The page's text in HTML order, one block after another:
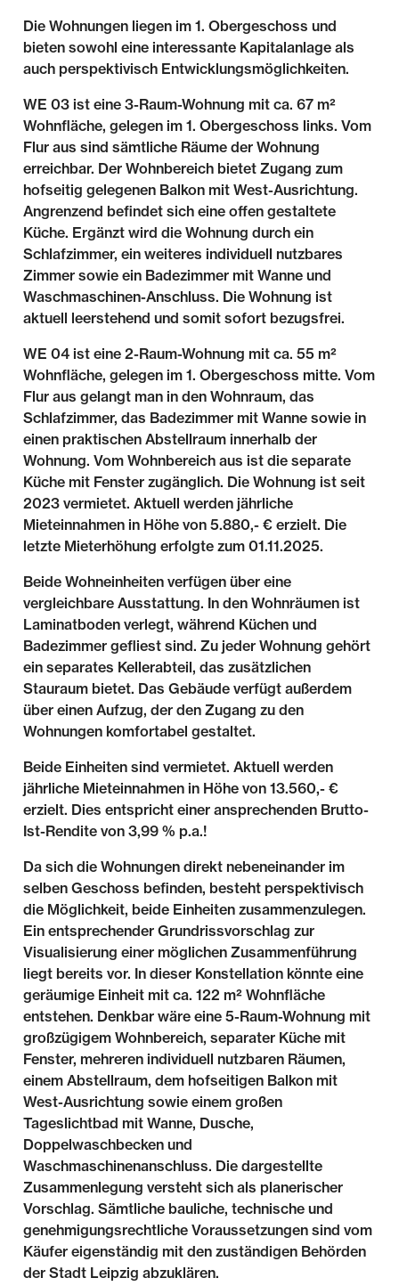
Die Wohnungen liegen im 1. Obergeschoss und
bieten sowohl eine interessante Kapitalanlage als
auch perspektivisch Entwicklungsmöglichkeiten.
WE 03 ist eine 3-Raum-Wohnung mit ca. 67 m²
Wohnfläche, gelegen im 1. Obergeschoss links. Vom
Flur aus sind sämtliche Räume der Wohnung
erreichbar. Der Wohnbereich bietet Zugang zum
hofseitig gelegenen Balkon mit West-Ausrichtung.
Angrenzend befindet sich eine offen gestaltete
Küche. Ergänzt wird die Wohnung durch ein
Schlafzimmer, ein weiteres individuell nutzbares
Zimmer sowie ein Badezimmer mit Wanne und
Waschmaschinen-Anschluss. Die Wohnung ist
aktuell leerstehend und somit sofort bezugsfrei.
WE 04 ist eine 2-Raum-Wohnung mit ca. 55 m²
Wohnfläche, gelegen im 1. Obergeschoss mitte. Vom
Flur aus gelangt man in den Wohnraum, das
Schlafzimmer, das Badezimmer mit Wanne sowie in
einen praktischen Abstellraum innerhalb der
Wohnung. Vom Wohnbereich aus ist die separate
Küche mit Fenster zugänglich. Die Wohnung ist seit
2023 vermietet. Aktuell werden jährliche
Mieteinnahmen in Höhe von 5.880,- € erzielt. Die
letzte Mieterhöhung erfolgte zum 01.11.2025.
Beide Wohneinheiten verfügen über eine
vergleichbare Ausstattung. In den Wohnräumen ist
Laminatboden verlegt, während Küchen und
Badezimmer gefliest sind. Zu jeder Wohnung gehört
ein separates Kellerabteil, das zusätzlichen
Stauraum bietet. Das Gebäude verfügt außerdem
über einen Aufzug, der den Zugang zu den
Wohnungen komfortabel gestaltet.
Beide Einheiten sind vermietet. Aktuell werden
jährliche Mieteinnahmen in Höhe von 13.560,- €
erzielt. Dies entspricht einer ansprechenden Brutto-
Ist-Rendite von 3,99 % p.a.!
Da sich die Wohnungen direkt nebeneinander im
selben Geschoss befinden, besteht perspektivisch
die Möglichkeit, beide Einheiten zusammenzulegen.
Ein entsprechender Grundrissvorschlag zur
Visualisierung einer möglichen Zusammenführung
liegt bereits vor. In dieser Konstellation könnte eine
geräumige Einheit mit ca. 122 m² Wohnfläche
entstehen. Denkbar wäre eine 5-Raum-Wohnung mit
großzügigem Wohnbereich, separater Küche mit
Fenster, mehreren individuell nutzbaren Räumen,
einem Abstellraum, dem hofseitigen Balkon mit
West-Ausrichtung sowie einem großen
Tageslichtbad mit Wanne, Dusche,
Doppelwaschbecken und
Waschmaschinenanschluss. Die dargestellte
Zusammenlegung versteht sich als planerischer
Vorschlag. Sämtliche bauliche, technische und
genehmigungsrechtliche Voraussetzungen sind vom
Käufer eigenständig mit den zuständigen Behörden
der Stadt Leipzig abzuklären.